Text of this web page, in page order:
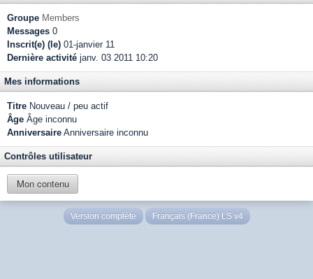
Groupe Members
Messages 0
Inscrit(e) (le) 01-janvier 11
Dernière activité janv. 03 2011 10:20
Mes informations
Titre Nouveau / peu actif
Âge Âge inconnu
Anniversaire Anniversaire inconnu
Contrôles utilisateur
Mon contenu
Version complète Français (France) LS v4